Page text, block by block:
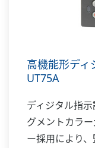
高機能形ディ
UT75A
ディジタル指
グメントカラ
ー採用により